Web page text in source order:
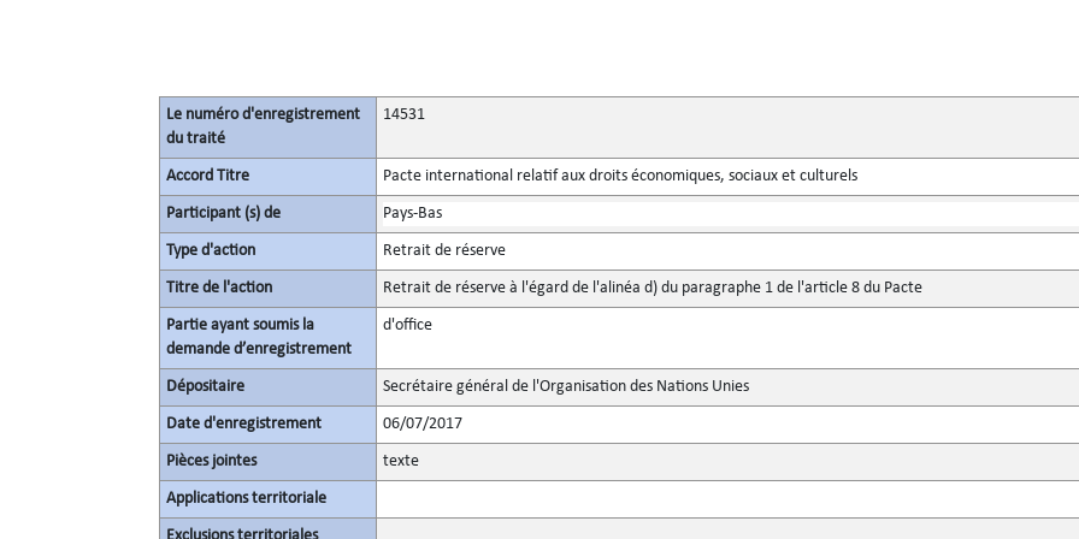
Le numéro d'enregistrement
du traité
14531
Accord Titre Pacte international relatif aux droits économiques, sociaux et culturels
Participant (s) de Pays-Bas
Type d'action Retrait de réserve
Titre de l'action Retrait de réserve à l'égard de l'alinéa d) du paragraphe 1 de l'article 8 du Pacte
Partie ayant soumis la
demande d’enregistrement
d'office
Dépositaire Secrétaire général de l'Organisation des Nations Unies
Date d'enregistrement 06/07/2017
Pièces jointes texte
Applications territoriale